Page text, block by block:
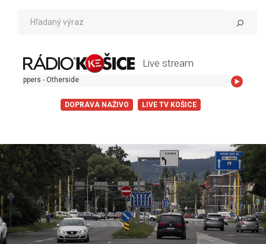
Live stream
- Otherside
DOPRAVA NAŽIVO LIVE TV KOŠICE